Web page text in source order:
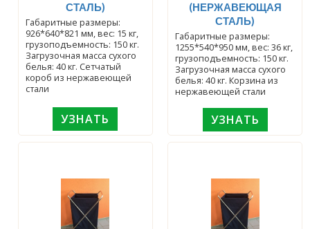
СТАЛЬ)
Габаритные размеры:
926*640*821 мм, вес: 15 кг,
грузоподъемность: 150 кг.
Загрузочная масса сухого
белья: 40 кг. Сетчатый
короб из нержавеющей
стали
УЗНАТЬ
(НЕРЖАВЕЮЩАЯ
СТАЛЬ)
Габаритные размеры:
1255*540*950 мм, вес: 36 кг,
грузоподъемность: 150 кг.
Загрузочная масса сухого
белья: 40 кг. Корзина из
нержавеющей стали
УЗНАТЬ